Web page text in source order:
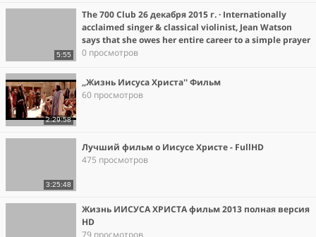
5:55
The 700 Club 26 декабря 2015 г. · Internationally
acclaimed singer & classical violinist, Jean Watson
says that she owes her entire career to a simple prayer
and a Christmas miracle. After a divorce, she suffered
0 просмотров
2:29:58
,,Жизнь Иисуса Христа'' Фильм
60 просмотров
3:25:48
Лучший фильм о Иисусе Христе - FullHD
475 просмотров
Жизнь ИИСУСА ХРИСТА фильм 2013 полная версия
HD
79 просмотров